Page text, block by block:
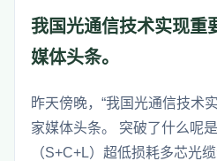
我国光通信技术实现重
媒体头条。
昨天傍晚，“我国光通信技术
家媒体头条。 突破了什么呢
（S+C+L）超低损耗多芯光